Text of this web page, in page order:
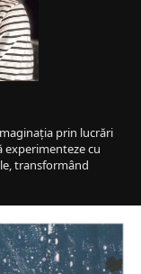
prin lucrări
experimenteze cu
transformând